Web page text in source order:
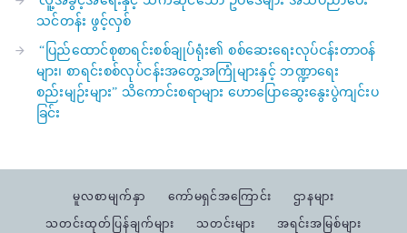
သင်တန်း ဖွင့်လှစ်
“ပြည်ထောင်စုစာရင်းစစ်ချုပ်ရုံး၏ စစ်ဆေးရေးလုပ်ငန်းတာဝန်
များ၊ စာရင်းစစ်လုပ်ငန်းအတွေ့အကြုံများနှင့် ဘဏ္ဍာရေး
စည်းမျဉ်းများ” သိကောင်းစရာများ ဟောပြောဆွေးနွေးပွဲကျင်းပ
ခြင်း
မူလစာမျက်နှာ ကော်မရှင်အကြောင်း
ဌာနများ
သတင်းထုတ်ပြန်ချက်များ
သတင်းများ အရင်းအမြစ်များ